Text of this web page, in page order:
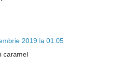
2019 la 01:05
caramel